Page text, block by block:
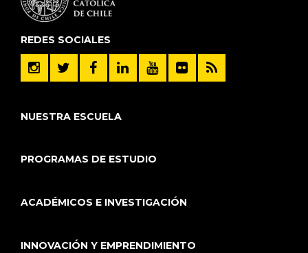
REDES SOCIALES
NUESTRA ESCUELA
PROGRAMAS DE ESTUDIO
ACADÉMICOS E INVESTIGACIÓN
INNOVACIÓN Y EMPRENDIMIENTO